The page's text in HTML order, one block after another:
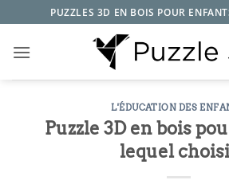
au
contenu
PUZZLES 3D EN BOIS POUR
L'ÉDUCATION DES
Puzzle 3D en bois
lequel